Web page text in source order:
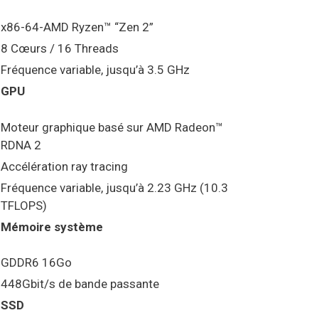
x86-64-AMD Ryzen™ “Zen 2”
8 Cœurs / 16 Threads
Fréquence variable, jusqu’à 3.5 GHz
GPU
Moteur graphique basé sur AMD Radeon™
RDNA 2
Accélération ray tracing
Fréquence variable, jusqu’à 2.23 GHz (10.3
TFLOPS)
Mémoire système
GDDR6 16Go
448Gbit/s de bande passante
SSD